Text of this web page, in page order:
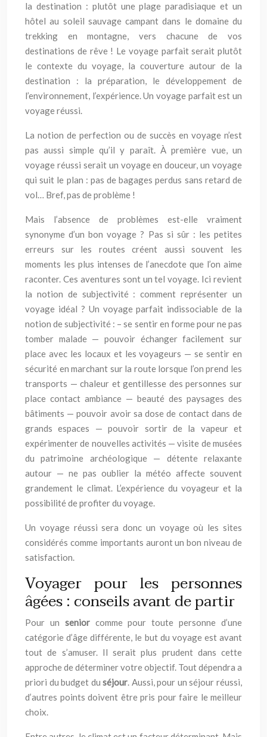
la destination : plutôt une plage paradisiaque et un
hôtel au soleil sauvage campant dans le domaine du
trekking en montagne, vers chacune de vos
destinations de rêve ! Le voyage parfait serait plutôt
le contexte du voyage, la couverture autour de la
destination : la préparation, le développement de
l’environnement, l’expérience. Un voyage parfait est un
voyage réussi.
La notion de perfection ou de succès en voyage n’est
pas aussi simple qu’il y paraît. À première vue, un
voyage réussi serait un voyage en douceur, un voyage
qui suit le plan : pas de bagages perdus sans retard de
vol… Bref, pas de problème !
Mais l’absence de problèmes est-elle vraiment
synonyme d’un bon voyage ? Pas si sûr : les petites
erreurs sur les routes créent aussi souvent les
moments les plus intenses de l’anecdote que l’on aime
raconter. Ces aventures sont un tel voyage. Ici revient
la notion de subjectivité : comment représenter un
voyage idéal ? Un voyage parfait indissociable de la
notion de subjectivité : – se sentir en forme pour ne pas
tomber malade — pouvoir échanger facilement sur
place avec les locaux et les voyageurs — se sentir en
sécurité en marchant sur la route lorsque l’on prend les
transports — chaleur et gentillesse des personnes sur
place contact ambiance — beauté des paysages des
bâtiments — pouvoir avoir sa dose de contact dans de
grands espaces — pouvoir sortir de la vapeur et
expérimenter de nouvelles activités — visite de musées
du patrimoine archéologique — détente relaxante
autour — ne pas oublier la météo affecte souvent
grandement le climat. L’expérience du voyageur et la
possibilité de profiter du voyage.
Un voyage réussi sera donc un voyage où les sites
considérés comme importants auront un bon niveau de
satisfaction.
Voyager pour les personnes
âgées : conseils avant de partir
Pour un seniorcomme pour toute personne d’une
catégorie d’âge différente, le but du voyage est avant
tout de s’amuser. Il serait plus prudent dans cette
approche de déterminer votre objectif. Tout dépendra a
priori du budget duséjour. Aussi, pour un séjour réussi,
d’autres points doivent être pris pour faire le meilleur
choix.